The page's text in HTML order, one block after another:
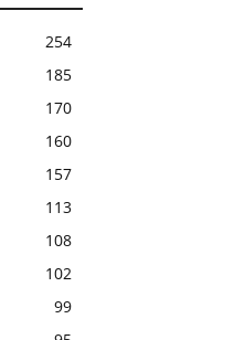
254
185
170
160
157
113
108
102
99